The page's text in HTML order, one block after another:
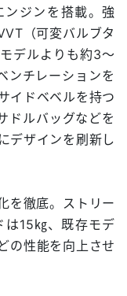
ジンを搭載。強
（可変バルブタ
デルよりも約3～
ンチレーションを
イドベベルを持つ
ドルバッグなどを
デザインを刷新し
を徹底。ストリー
は15㎏、既存モデ
の性能を向上させ